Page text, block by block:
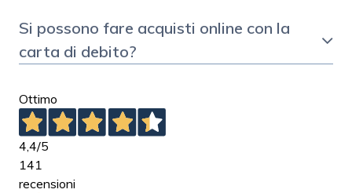
Si possono fare acquisti online con la
carta di debito?
Ottimo
4,4/5
141
recensioni